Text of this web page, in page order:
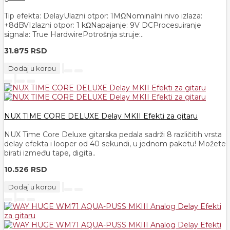
Tip efekta: DelayUlazni otpor: 1MΩNominalni nivo izlaza:
+8dBVIzlazni otpor: 1 kΩNapajanje: 9V DCProcesuiranje
signala: True HardwirePotrošnja struje:..
31.875 RSD
Dodaj u korpu
NUX TIME CORE DELUXE Delay MKII Efekti za gitaru
NUX Time Core Deluxe gitarska pedala sadrži 8 različitih vrsta
delay efekta i looper od 40 sekundi, u jednom paketu! Možete
birati između tape, digita..
10.526 RSD
Dodaj u korpu